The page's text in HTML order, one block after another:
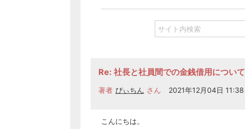
Re: 社長と社員間での金銭借用について
著者 ぴぃちん さん 2021年12月04日 11:38
こんにちは。